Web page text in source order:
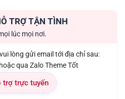
TRỢ TẬN TÌNH
lúc mọi nơi.
lòng gửi email tới địa chỉ sau:
hoặc qua Zalo Theme Tốt
trợ trực tuyến